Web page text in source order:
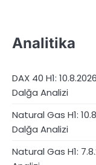
Analitika
DAX 40 H1:
Dalğa Analizi
Natural Gas H1:
Dalğa Analizi
Natural Gas H1: